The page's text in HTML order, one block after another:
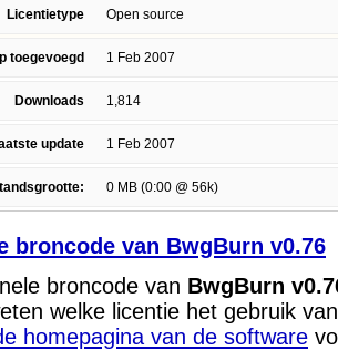
Licentietype Open source
toegevoegd 1 Feb 2007
Downloads 1,814
update 1 Feb 2007
0 MB (0:00 @ 56k)
broncode van BwgBurn v0.76
broncode van BwgBurn
welke licentie het gebruik
homepagina van de software